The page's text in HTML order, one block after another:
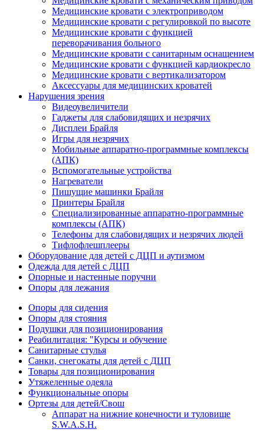
Медицинские кровати с электроприводом
Медицинские кровати с регулировкой по высоте
Медицинские кровати с функцией
переворачивания больного
Медицинские кровати с санитарным оснащением
Медицинские кровати с функцией кардиокресло
Медицинские кровати с вертикализатором
Аксессуары для медицинских кроватей
Нарушения зрения
Видеоувеличители
Гаджеты для слабовидящих и незрячих
Дисплеи Брайля
Игры для незрячих
Мобильные аппаратно-программные комплексы
(АПК)
Вспомогательные устройства
Нагреватели
Пишущие машинки Брайля
Принтеры Брайля
Специализированные аппаратно-программные
комплексы (АПК)
Телефоны для слабовидящих и незрячих людей
Тифлофлешплееры
Оборудование для детей с ДЦП и аутизмом
Одежда для детей с ДЦП
Опорные и настенные поручни
Опоры для лежания
Опоры для сидения
Опоры для стояния
Подушки для позиционирования
Реабилитация: "Курсы и обучение
Санитарные стулья
Санки, снегокаты для детей с ДЦП
Товары для позиционирования
Утяжеленные одеяла
Функциональные опоры
Ортезы для детей/Свош
Аппарат на нижние конечности и туловище
S.W.A.S.H.